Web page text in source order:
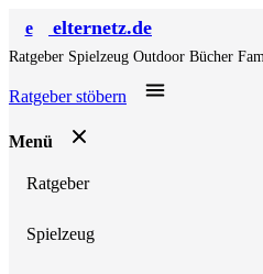
e elternetz.de
Ratgeber Spielzeug Outdoor Bücher
Ratgeber stöbern
Menü
Ratgeber
Spielzeug